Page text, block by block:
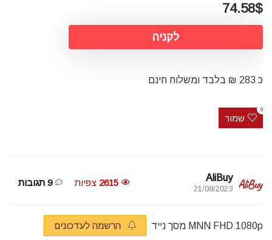
74.58$
לקניה
כ 283 ₪ בלבד ומשלוח חינם
שמור
0
AliBuy
21/08/2023
2615 צפיות 9 תגובות
MNN FHD 1080p מסך נייד הרשמה לעדכונים